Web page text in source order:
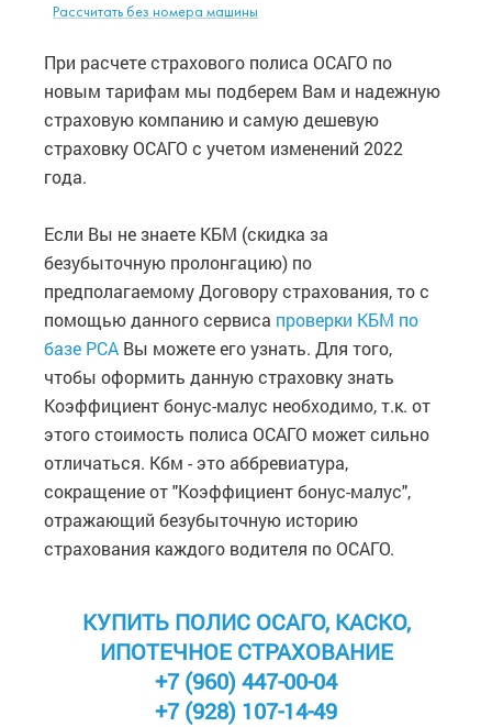
При расчете страхового полиса ОСАГО по
новым тарифам мы подберем Вам и надежную
страховую компанию и самую дешевую
страховку ОСАГО с учетом изменений 2022
года.
Если Вы не знаете КБМ (скидка за
безубыточную пролонгацию) по
предполагаемому Договору страхования, то с
помощью данного сервиса проверки КБМ по
базе РСА Вы можете его узнать. Для того,
чтобы оформить данную страховку знать
Коэффициент бонус-малус необходимо, т.к. от
этого стоимость полиса ОСАГО может сильно
отличаться. Кбм - это аббревиатура,
сокращение от "Коэффициент бонус-малус",
отражающий безубыточную историю
страхования каждого водителя по ОСАГО.
КУПИТЬ ПОЛИС ОСАГО, КАСКО,
ИПОТЕЧНОЕ СТРАХОВАНИЕ
+7 (960) 447-00-04
+7 (928) 107-14-49